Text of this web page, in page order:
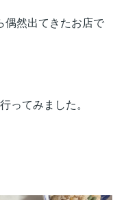
偶然出てきたお店で
ってみました。